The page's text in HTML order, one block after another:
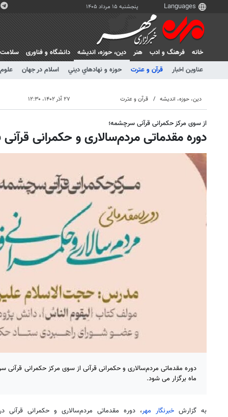
پنجشنبه ۱۵ مرداد ۱۴۰۵
خانه فرهنگ و ادب هنر
دين، حوزه، انديشه
عناوین اخبار
قرآن و عترت حوزه و نهادهاي ديني اسلام در جهان
دانشگاه و فناوری سلامت
دين، حوزه، انديشه قرآن و عترت ۲۷ آذر ۱۴۰۲، ۱۲:۳۰
از سوی مرکز حکمرانی قرآنی سرچشمه؛
دوره مقدماتی مردم‌سالاری و حکمرانی قرآنی
ماه برگزار می شود.
به گزارش خبرنگار مهر، دوره مقدماتی مردم‌سالاری و حکمرانی